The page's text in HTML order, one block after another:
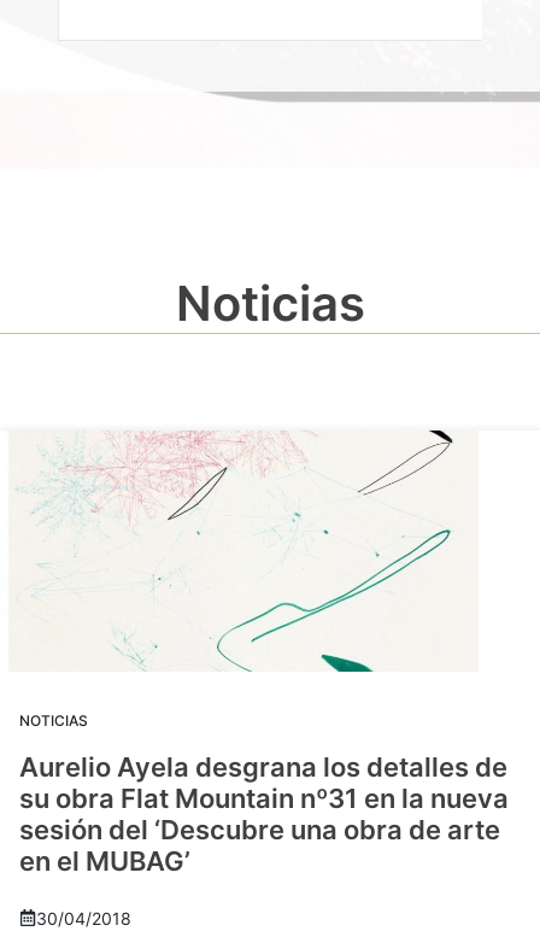
Noticias
NOTICIAS
Aurelio Ayela desgrana los detalles de
su obra Flat Mountain nº31 en la nueva
sesión del ‘Descubre una obra de arte
en el MUBAG’
30/04/2018